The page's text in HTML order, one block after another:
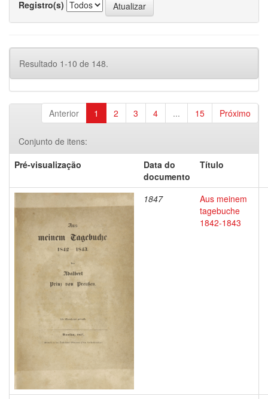
Registro(s)
Resultado 1-10 de 148.
Anterior 1 2 3 4 ... 15 Próximo
Conjunto de itens:
Pré-visualização
Data do
documento
Título
1847
Aus meinem
tagebuche
1842-1843